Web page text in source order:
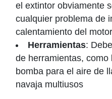
el extintor obviamente
cualquier problema de
calentamiento del motor
Herramientas:
de herramientas,
bomba para el aire de
navaja multiusos